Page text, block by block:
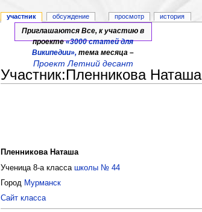
Приглашаются Все, к участию в
проекте«3000 статей для
Википедии», тема месяца –
Проект Летний десант
Участник:Пленникова Наташа
Пленникова Наташа
Ученица 8-а класса школы № 44
Город Мурманск
Сайт класса
участник обсуждение просмотр история